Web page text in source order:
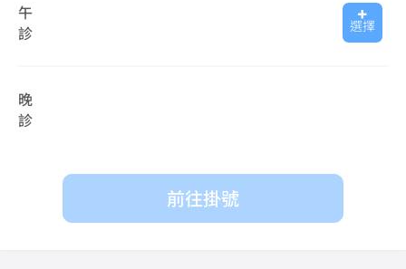
午
診
選擇
晚
診
前往掛號